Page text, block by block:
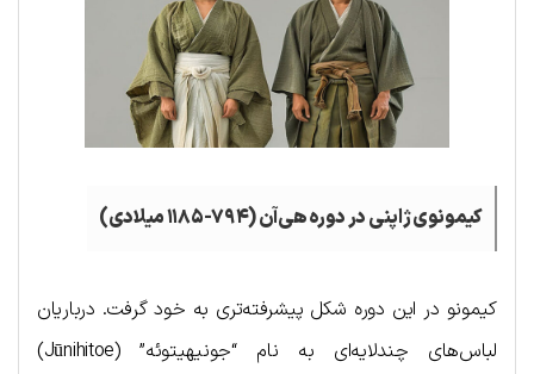
کیمونوی ژاپنی در دوره هی‌آن (۷۹۴-۱۱۸۵ میلادی)
کیمونو در این دوره شکل پیشرفته‌تری به خود گرفت. درباریان
لباس‌های چندلایه‌ای به نام “جونیهیتوئه” (Jūnihitoe)